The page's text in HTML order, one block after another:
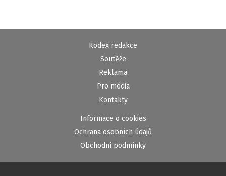
Kodex redakce
Soutěže
Reklama
Pro média
Kontakty
Informace o cookies
Ochrana osobních údajů
Obchodní podmínky